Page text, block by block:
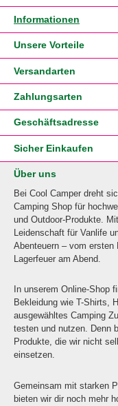
Informationen
Unsere Vorteile
Versandarten
Zahlungsarten
Geschäftsadresse
Sicher Einkaufen
Über uns
Bei Cool Camper dreht
Camping Shop für
und Outdoor-Produkte.
Leidenschaft für Vanlife
Abenteuern – vom
Lagerfeuer am Abend.
In unserem Online-Shop
Bekleidung wie T-Shirts,
ausgewähltes Camping
testen und nutzen. Denn
Produkte, die wir nicht
einsetzen.
Gemeinsam mit starken
bieten wir dir noch mehr